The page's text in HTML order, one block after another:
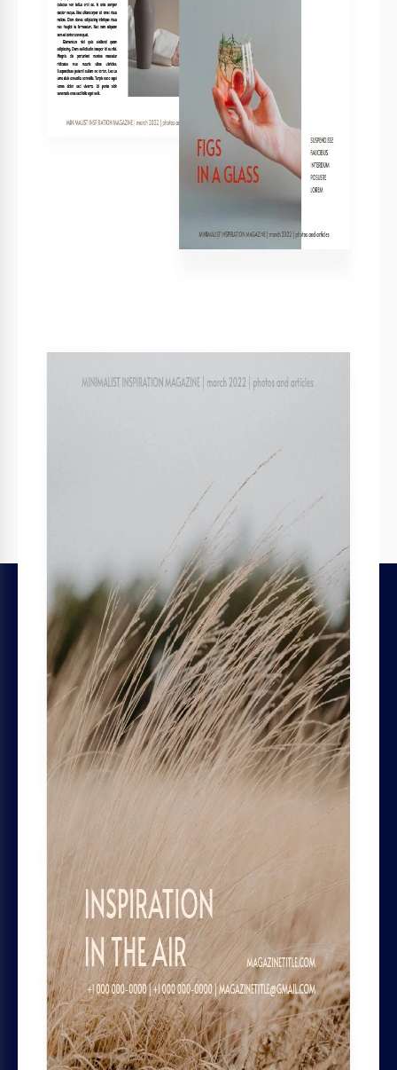
Modelos relacionados
Vistos recentemente
LEGAL
Licenças de Arquivo
Termos e Condições
Política de Privacidade
Política de Cookies
Regras de reembolso e assinatura
Chrome plugin
Entre em Contato
GOODOCS TEAM LTD
Pavlou Nirvana, 4 Alpha Tower, of. 11,
Limassol, Cyprus
MÍDIAS SOCIAIS
Trustpilot